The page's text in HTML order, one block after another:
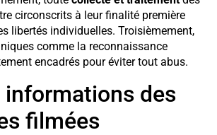
circonscrits à leur finalité première
libertés individuelles. Troisièmement,
comme la reconnaissance
encadrés pour éviter tout abus.
informations des
filmées